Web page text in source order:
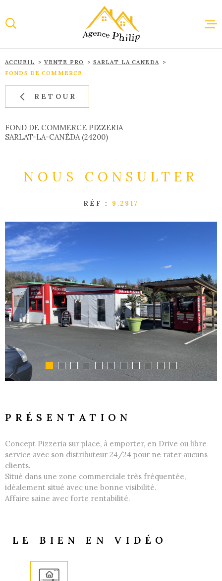
la
au
menu
au
contenu
NOUS
ACCUEIL VENTE PRO
SARLAT LA CANEDA
FONDS DE COMMERCE
RETOUR
FOND DE COMMERCE PIZZERIA
SARLAT-LA-CANÉDA (24200)
NOUS CONSULTER
RÉF : 9.2917
PRÉSENTATION
Concept Pizzeria sur place, à emporter, en Drive ou libre
service avec son distributeur 24/24 pour ne rater aucuns
clients.
Situé dans une zone commerciale très fréquentée,
idéalement situé avec une bonne visibilité.
Affaire saine avec forte rentabilité.
LE BIEN EN VIDÉO